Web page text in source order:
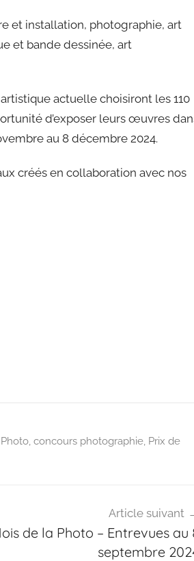
et installation, photographie, art
et bande dessinée, art
actuelle choisiront les 110
d’exposer leurs œuvres
au 8 décembre 2024.
créés en collaboration avec nos
, concours photographie, Prix de
Article suivant
de la Photo – Entrevues au
septembre